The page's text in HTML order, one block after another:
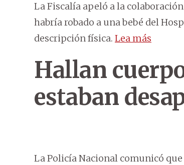
La Fiscalía apeló a la
habría robado a una bebé del
descripción física. Lea más
Hallan
estaban
La Policía Nacional comunicó